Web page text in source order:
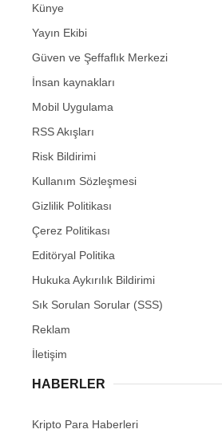
Künye
Yayın Ekibi
Güven ve Şeffaflık Merkezi
İnsan kaynakları
Mobil Uygulama
RSS Akışları
Risk Bildirimi
Kullanım Sözleşmesi
Gizlilik Politikası
Çerez Politikası
Editöryal Politika
Hukuka Aykırılık Bildirimi
Sık Sorulan Sorular (SSS)
Reklam
İletişim
HABERLER
Kripto Para Haberleri